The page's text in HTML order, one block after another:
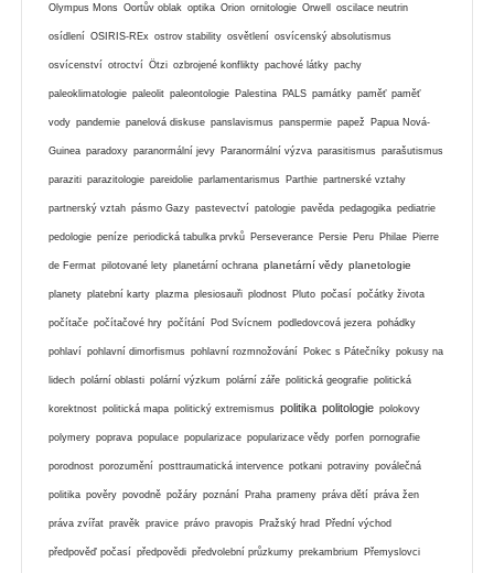
Olympus Mons Oortův oblak optika Orion ornitologie Orwell oscilace neutrin
osídlení OSIRIS-REx ostrov stability osvětlení osvícenský absolutismus
osvícenství otroctví Ötzi ozbrojené konflikty pachové látky pachy
paleoklimatologie paleolit paleontologie Palestina PALS památky paměť paměť
vody pandemie panelová diskuse panslavismus panspermie papež Papua Nová-
Guinea paradoxy paranormální jevy Paranormální výzva parasitismus parašutismus
paraziti parazitologie pareidolie parlamentarismus Parthie partnerské vztahy
partnerský vztah pásmo Gazy pastevectví patologie pavěda pedagogika pediatrie
pedologie peníze periodická tabulka prvků Perseverance Persie Peru Philae Pierre
de Fermat pilotované lety planetární ochrana planetární vědy planetologie
planety platební karty plazma plesiosauři plodnost Pluto počasí počátky života
počítače počítačové hry počítání Pod Svícnem podledovcová jezera pohádky
pohlaví pohlavní dimorfismus pohlavní rozmnožování Pokec s Pátečníky pokusy na
lidech polární oblasti polární výzkum polární záře politická geografie politická
korektnost politická mapa politický extremismus politika politologie polokovy
polymery poprava populace popularizace popularizace vědy porfen pornografie
porodnost porozumění posttraumatická intervence potkani potraviny poválečná
politika pověry povodně požáry poznání Praha prameny práva dětí práva žen
práva zvířat pravěk pravice právo pravopis Pražský hrad Přední východ
předpověď počasí předpovědi předvolební průzkumy prekambrium Přemyslovci